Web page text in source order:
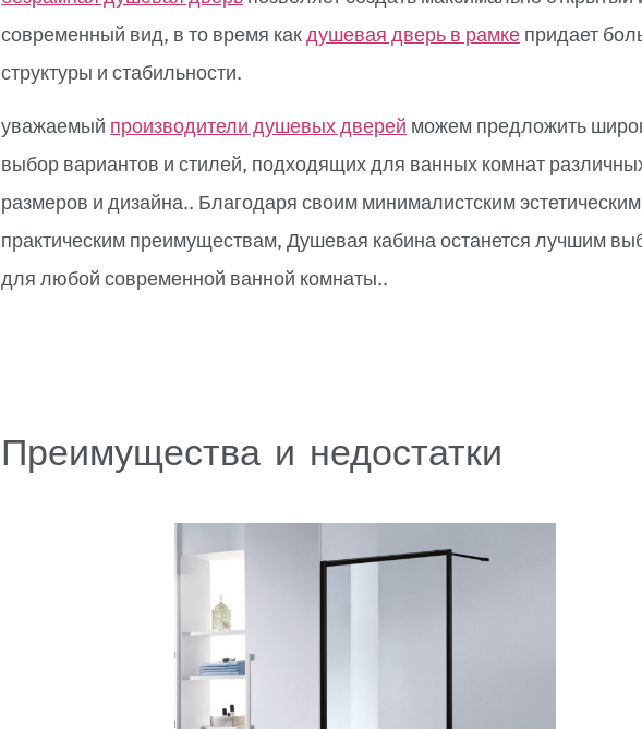
современный вид, в то время какдушевая дверь в рамке придает
структуры и стабильности.
уважаемый производители душевых дверей можем предложить
выбор вариантов и стилей, подходящих для ванных комнат
размеров и дизайна.. Благодаря своим минималистским
практическим преимуществам, Душевая кабина останется лучшим
для любой современной ванной комнаты..
Преимущества и недостатки